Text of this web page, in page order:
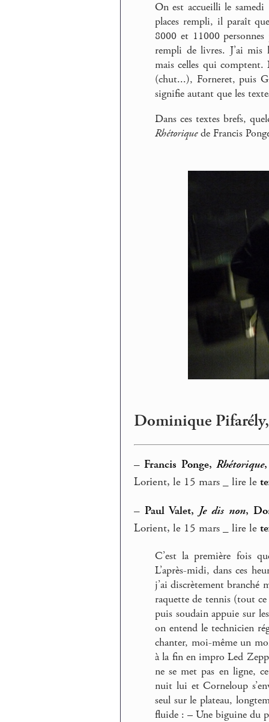
On est accueilli le
places rempli, il paraît
8000 et 11000
rempli de livres. J’ai mis
mais celles qui
(chut...), Forneret, puis
signifie autant que les
Dans ces textes brefs,
Rhétoriquede Francis
Dominique
– Francis Ponge, Rhétorique
Lorient, le 15 mars _ lire le
– Paul Valet, Je dis non,
Lorient, le 15 mars _ lire le
C’est la première fois
L’après-midi, dans ces
j’ai discrètement branché
raquette de tennis (tout
puis soudain appuie sur
on entend le technicien
chanter, moi-même un
à la fin en impro Led
ne se met pas en ligne,
nuit lui et Corneloup
seul sur le plateau,
fluide : – Une biguine du